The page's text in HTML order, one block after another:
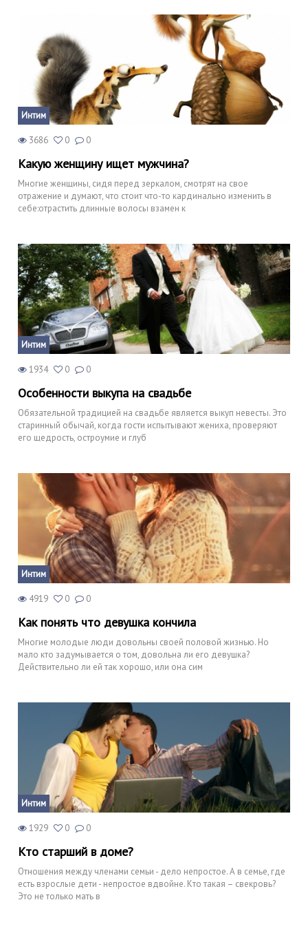
Интим
3686 0 0
Какую женщину ищет мужчина?
Многие женщины, сидя перед зеркалом, смотрят на свое
отражение и думают, что стоит что-то кардинально изменить в
себе:отрастить длинные волосы взамен к
Интим
1934 0 0
Особенности выкупа на свадьбе
Обязательной традицией на свадьбе является выкуп невесты. Это
старинный обычай, когда гости испытывают жениха, проверяют
его щедрость, остроумие и глуб
Интим
4919 0 0
Как понять что девушка кончила
Многие молодые люди довольны своей половой жизнью. Но
мало кто задумывается о том, довольна ли его девушка?
Действительно ли ей так хорошо, или она сим
Интим
1929 0 0
Кто старший в доме?
Отношения между членами семьи - дело непростое. А в семье, где
есть взрослые дети - непростое вдвойне. Кто такая – свекровь?
Это не только мать в